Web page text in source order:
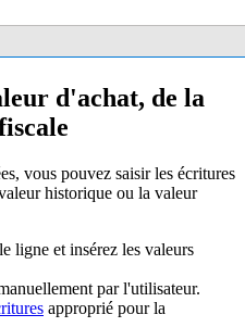
d'achat, de la
vous pouvez saisir les écritures
historique ou la valeur
ligne et insérez les valeurs
par l'utilisateur.
approprié pour la